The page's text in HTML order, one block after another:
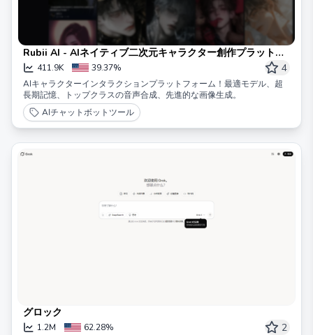
Rubii AI - AIネイティブ二次元キャラクター創作プラットフ
ォーム411.9K 39.37% 4
AIキャラクターインタラクションプラットフォーム！最適モデル、超
長期記憶、トップクラスの音声合成、先進的な画像生成。
AIチャットボットツール
グロック
1.2M 62.28% 2